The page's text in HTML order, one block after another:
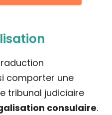
comporter une
tribunal judiciaire
consulaire.